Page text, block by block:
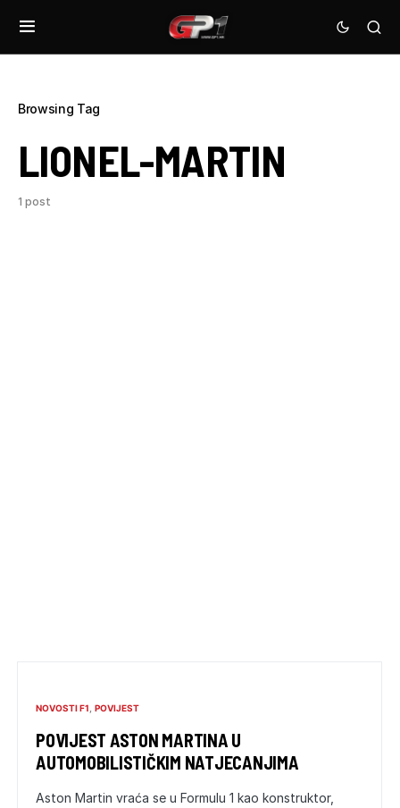
Browsing Tag
LIONEL-MARTIN
1 post
NOVOSTI F1 POVIJEST
POVIJEST ASTON MARTINA U
AUTOMOBILISTIČKIM NATJECANJIMA
Aston Martin vraća se u Formulu 1 kao konstruktor,